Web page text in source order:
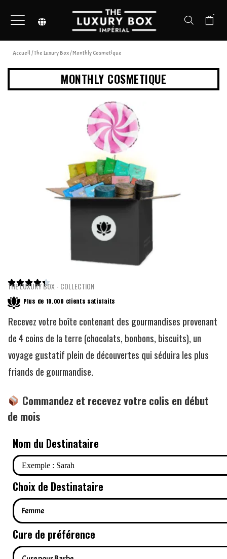
-
Accueil /The Luxury Box/ Monthly Cosmetique
MONTHLY COSMETIQUE

THE LUXURY BOX - COLLECTION
Plus de 10.000 clients satisfaits
Recevez votre boîte contenant des gourmandises provenant
de 4 coins de la terre (chocolats, bonbons, biscuits), un
voyage gustatif plein de découvertes qui séduira les plus
friands de gourmandise.
Commandez et recevez votre colis en début
de mois
Nom du Destinataire
Choix de Destinataire
Cure de préférence